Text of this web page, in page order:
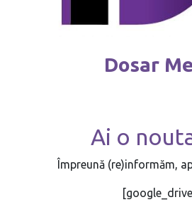
Dosar
Ai o
Împreună (re)informăm,